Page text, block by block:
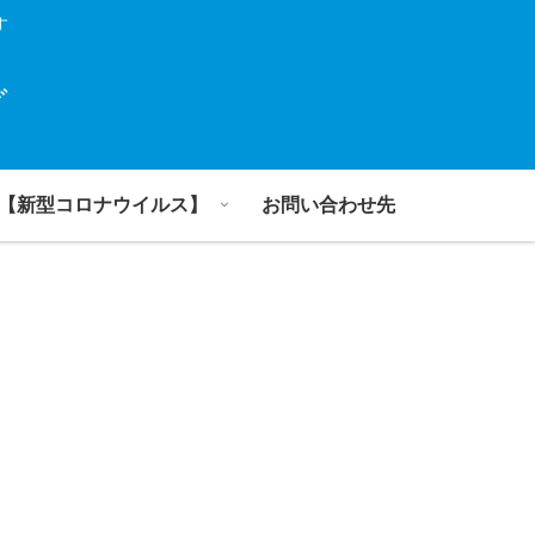
新型コロナウイルス】 お問い合わせ先